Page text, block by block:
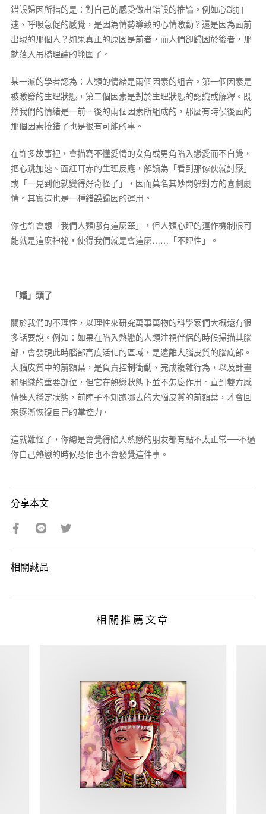
錯誤歸因所指的是：對自己的感受做出錯誤的推論。例如心跳加
速、呼吸急促的感覺，是因為情勢導致的心情激動？還是因為面前
出現的那個人？如果真正的原因是前者，而人們卻歸因於後者，那
就落入吊橋理論的範圍了。
某一派的學者認為：人類的情緒是兩個因素的組合。第一個因素是
被激發的生理狀態，第二個因素是對於生理狀態的認識或解釋。既
然我們的情緒是一前一後的兩個因素所組成的，那麼有時候後面的
那個因素接錯了也是很有可能的事。
在許多故事裡，會描寫不懂愛情的女角或男角陷入戀愛而不自覺，
把心跳加速、面紅耳赤的生理反應，解讀為「看到那傢伙就討厭」
或「一見到他就變得好奇怪了」，因而莫名其妙閃躲對方的喜劇劇
情。其實這也是一種錯誤歸因的運用。
你也許會想「我們人類哪有這麼笨」，但人類心理的運作機制很可
能就是這麼神祕，使得我們就是會這麼……「不理性」。
「婚」頭了
關於我們的不理性，以理性來研究萬事萬物的科學家們大概還有很
多話要說。例如：如果在陷入熱戀的人類注視伴侶的時候掃描其腦
部，會發現此時腦部高度活化的區域，是遠離大腦皮質的腦底部。
大腦皮質中的前額葉，是負責控制衝動、完成複雜行為，以及計畫
和組織的重要部位，但它在熱戀狀態下並不怎麼作用。直到雙方感
情進入穩定狀態，前陣子不知跑哪去的大腦皮質的前額葉，才會回
來逐漸恢復自己的掌控力。
這就難怪了，你總是會覺得陷入熱戀的朋友都有點不太正常──不過
你自己熱戀的時候恐怕也不會發覺這件事。
分享本文
相關藏品
相關推薦文章